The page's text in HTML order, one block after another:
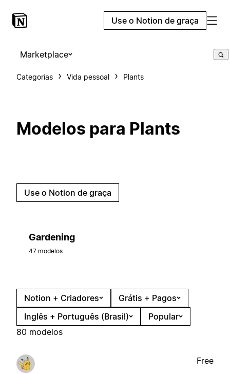
Use o Notion de graça
Marketplace
Categorias Vida pessoal Plants
Modelos para Plants
Use o Notion de graça
Gardening
47 modelos
Notion + Criadores
Grátis + Pagos
Inglês + Português (Brasil)
Popular
80 modelos
Free